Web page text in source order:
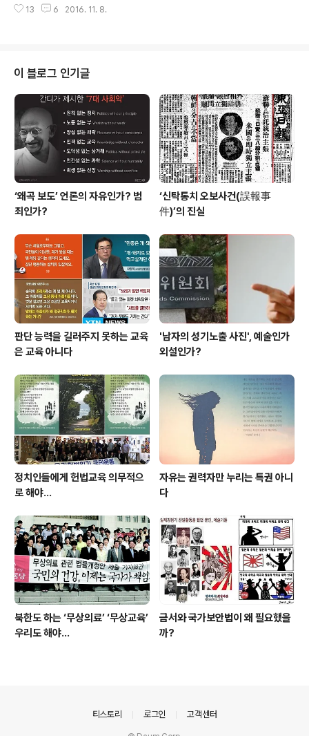
사는 것은 어떻게 사는 것인가?’ 이런 생각을요. 그런거 다
고 웃을 수 있는 한국인은 얼마나 될까요? 소득 상위 40개
만족과 기쁨을 느끼어 흐뭇함. 또는 그러한 상태'라고 정의
했다. 그런데 그 ‘충분한 만족과 기쁨’이란 사람에 따라 다
른데 어떻게 하지?가치관에 따라 사람들이 느끼는 행복의
만족도는 다르다. 그렇다면 가치란 무엇인가? 가치란 '사물
이 지니고 있는 '쓸모여부'를 가리키는 말입니다. 좋은 것,
값어치 · 유용..
13 6 2016. 11. 8.
이 블로그 인기글
‘왜곡 보도’ 언론의 자유인가? 범
죄인가?
‘신탁통치 오보사건(誤報事
件)’의 진실
판단 능력을 길러주지 못하는 교육
은 교육 아니다
'남자의 성기노출 사진', 예술인가
외설인가?
정치인들에게 헌법교육 의무적으
로 해야…
자유는 권력자만 누리는 특권 아니
다
북한도 하는 ‘무상의료’ ‘무상교육’
우리도 해야...
금서와 국가보안법이 왜 필요했을
까?
티스토리 로그인 고객센터